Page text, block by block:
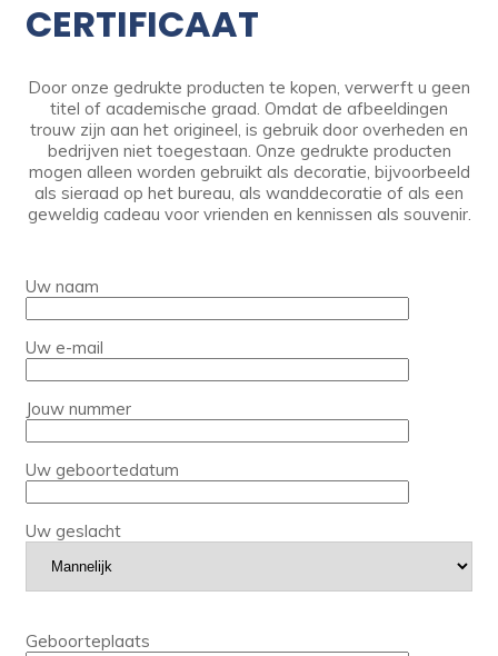
CERTIFICAAT
Door onze gedrukte producten te kopen, verwerft u geen
titel of academische graad. Omdat de afbeeldingen
trouw zijn aan het origineel, is gebruik door overheden en
bedrijven niet toegestaan. Onze gedrukte producten
mogen alleen worden gebruikt als decoratie, bijvoorbeeld
als sieraad op het bureau, als wanddecoratie of als een
geweldig cadeau voor vrienden en kennissen als souvenir.
Uw naam
Uw e-mail
Jouw nummer
Uw geboortedatum
Uw geslacht
Geboorteplaats